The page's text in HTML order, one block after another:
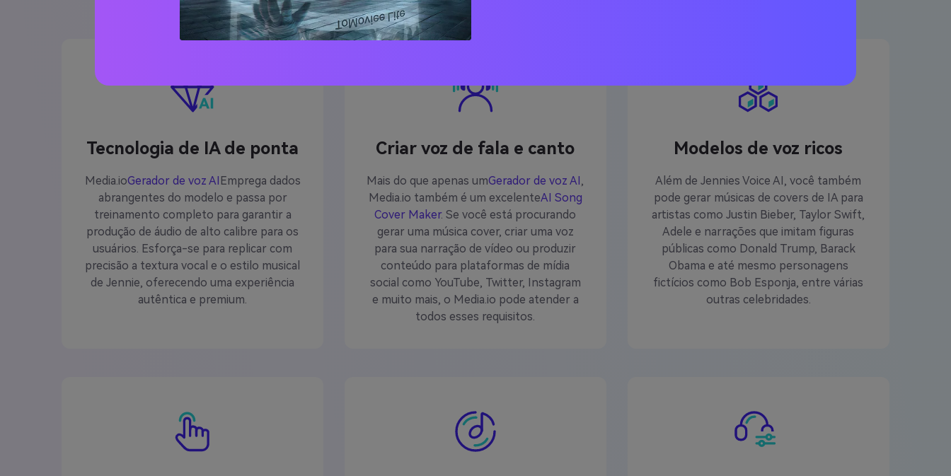
Tecnologia de IA de ponta
Media.ioGerador de voz AI Emprega dados
abrangentes do modelo e passa por
treinamento completo para garantir a
produção de áudio de alto calibre para os
usuários. Esforça-se para replicar com
precisão a textura vocal e o estilo musical
de Jennie, oferecendo uma experiência
autêntica e premium.
Criar voz de fala e canto
Mais do que apenas umGerador de voz AI ,
Media.io também é um excelenteAI Song
Cover Maker. Se você está procurando
gerar uma música cover, criar uma voz
para sua narração de vídeo ou produzir
conteúdo para plataformas de mídia
social como YouTube, Twitter, Instagram
e muito mais, o Media.io pode atender a
todos esses requisitos.
Modelos de voz ricos
Além de Jennies Voice AI, você também
pode gerar músicas de covers de IA para
artistas como Justin Bieber, Taylor Swift,
Adele e narrações que imitam figuras
públicas como Donald Trump, Barack
Obama e até mesmo personagens
fictícios como Bob Esponja, entre várias
outras celebridades.